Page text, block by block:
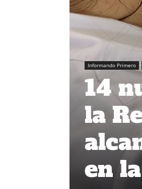
Informando Primero
14
la
en